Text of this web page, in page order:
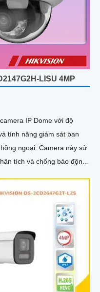
LISU 4MP
IP Dome với độ
tính năng giám sát ban
này sử
tích và chống báo động